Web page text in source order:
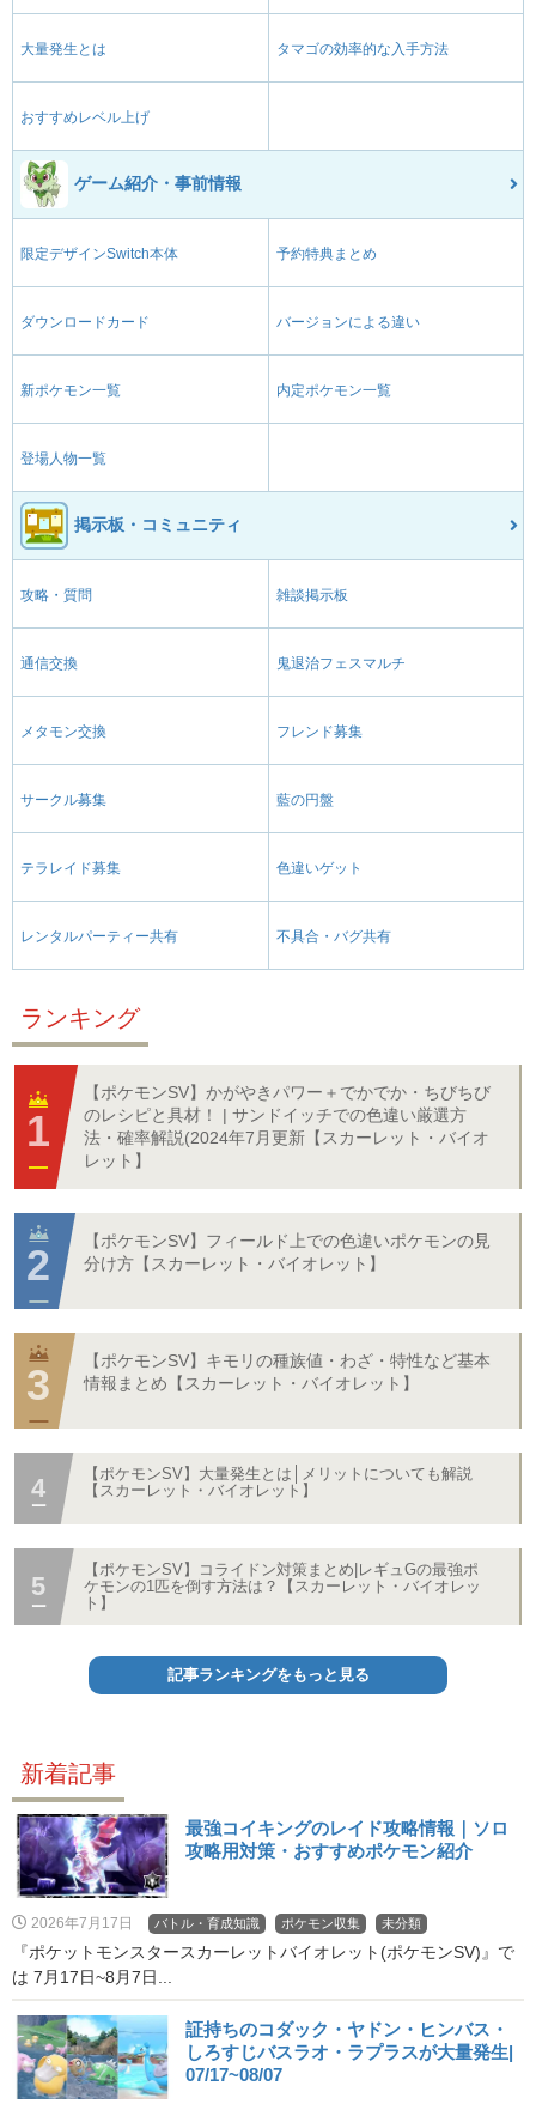
大量発生とは タマゴの効率的な入手方法
おすすめレベル上げ
ゲーム紹介・事前情報
限定デザインSwitch本体 予約特典まとめ
ダウンロードカード バージョンによる違い
新ポケモン一覧 内定ポケモン一覧
登場人物一覧
掲示板・コミュニティ
攻略・質問 雑談掲示板
通信交換 鬼退治フェスマルチ
メタモン交換 フレンド募集
サークル募集 藍の円盤
テラレイド募集 色違いゲット
レンタルパーティー共有 不具合・バグ共有
ランキング
【ポケモンSV】かがやきパワー＋でかでか・ちびちび
のレシピと具材！ | サンドイッチでの色違い厳選方
法・確率解説(2024年7月更新【スカーレット・バイオ
レット】
【ポケモンSV】フィールド上での色違いポケモンの見
分け方【スカーレット・バイオレット】
【ポケモンSV】キモリの種族値・わざ・特性など基本
情報まとめ【スカーレット・バイオレット】
【ポケモンSV】大量発生とは│メリットについても解説
【スカーレット・バイオレット】
【ポケモンSV】コライドン対策まとめ|レギュGの最強ポ
ケモンの1匹を倒す方法は？【スカーレット・バイオレッ
ト】
記事ランキングをもっと見る
新着記事
最強コイキングのレイド攻略情報｜ソロ
攻略用対策・おすすめポケモン紹介
2026年7月17日 バトル・育成知識 ポケモン収集 未分類
『ポケットモンスタースカーレットバイオレット(ポケモンSV)』で
は 7月17日~8月7日...
証持ちのコダック・ヤドン・ヒンバス・
しろすじバスラオ・ラプラスが大量発生|
07/17~08/07